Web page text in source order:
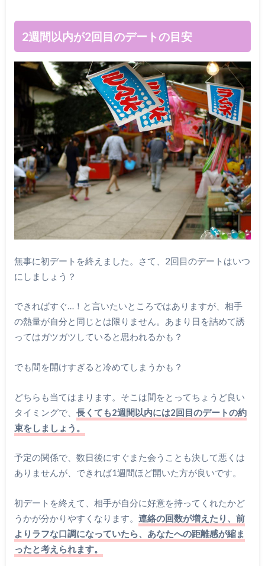
2週間以内が2回目のデートの目安
無事に初デートを終えました。さて、2回目のデートはいつ
にしましょう？
できればすぐ…！と言いたいところではありますが、相手
の熱量が自分と同じとは限りません。あまり日を詰めて誘
ってはガツガツしていると思われるかも？
でも間を開けすぎると冷めてしまうかも？
どちらも当てはまります。そこは間をとってちょうど良い
タイミングで、 長くても2週間以内には2回目のデートの約
束をしましょう。
予定の関係で、数日後にすぐまた会うことも決して悪くは
ありませんが、できれば1週間ほど開いた方が良いです。
初デートを終えて、相手が自分に好意を持ってくれたかど
うかが分かりやすくなります。 連絡の回数が増えたり、前
よりラフな口調になっていたら、あなたへの距離感が縮ま
ったと考えられます。